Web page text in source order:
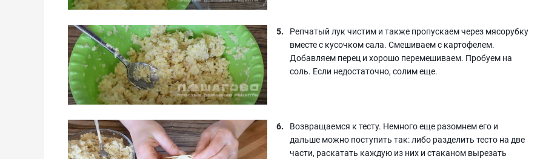
Репчатый лук чистим и также пропускаем через мясорубку
вместе с кусочком сала. Смешиваем с картофелем.
Добавляем перец и хорошо перемешиваем. Пробуем на
соль. Если недостаточно, солим еще.
Возвращаемся к тесту. Немного еще разомнем его и
дальше можно поступить так: либо разделить тесто на две
части, раскатать каждую из них и стаканом вырезать